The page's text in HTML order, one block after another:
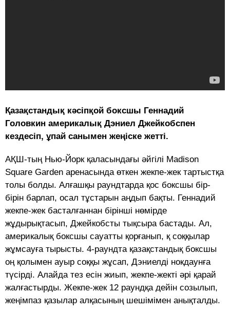
Қазақстандық кәсіпқой боксшы Геннадий
Головкин америкалық Дэниел Джейкобспен
кездесіп, ұпай санымен жеңіске жетті.
АҚШ-тың Нью-Йорк қаласындағы әйгілі Madison
Square Garden аренасында өткен жекпе-жек тартыстқа
толы болды. Алғашқы раундтарда қос боксшы бір-
бірін барлап, осал тұстарын аңдып бақты. Геннадий
жекпе-жек басталғаннан бірінші нөмірде
жұдырықтасып, Джейкобсты тықсыра бастады. Ал,
америкалық боксшы сауатты қорғанып, қ соққылар
жұмсауға тырысты. 4-раундта қазақстандық боксшы
оң қолымен ауыр соққы жұсап, Дэниелді нокдаунға
түсірді. Алайда тез есін жиып, жекпе-жекті әрі қарай
жалғастырды. Жекпе-жек 12 раундқа дейін созылып,
жеңімпаз қазылар алқасының шешімімен анықталды.